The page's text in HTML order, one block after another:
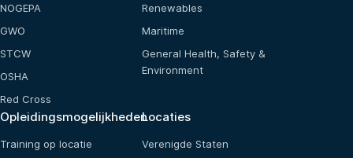
NOGEPA
GWO
STCW
OSHA
Red Cross
Renewables
Maritime
General Health, Safety &
Environment
Opleidingsmogelijkheden
Training op locatie
Locaties
Verenigde Staten